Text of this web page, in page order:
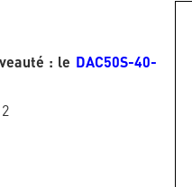
: le DAC50S-40-